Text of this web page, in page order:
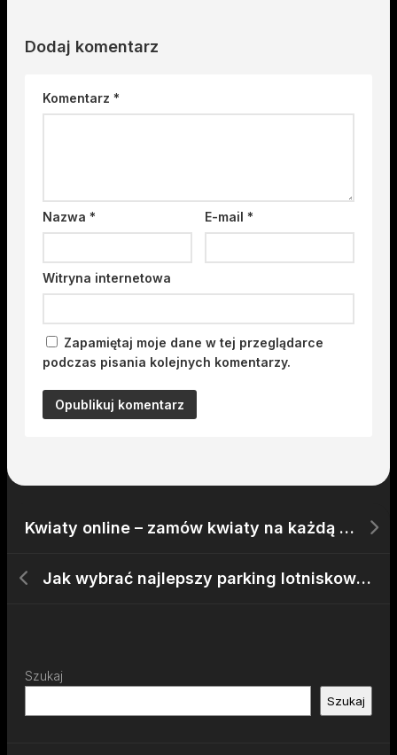
Dodaj komentarz
Komentarz *
Nazwa * E-mail*
Witryna internetowa
Zapamiętaj moje dane w tej przeglądarce
podczas pisania kolejnych komentarzy.
Kwiaty online – zamów kwiaty na każdą okazję
Jak wybrać najlepszy parking lotniskowy?
Szukaj
Szukaj